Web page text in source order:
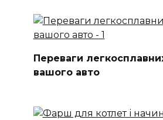
Переваги
вашого авто